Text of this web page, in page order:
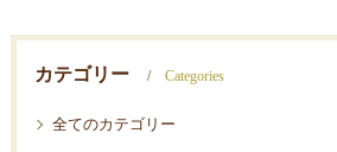
カテゴリー Categories
全てのカテゴリー